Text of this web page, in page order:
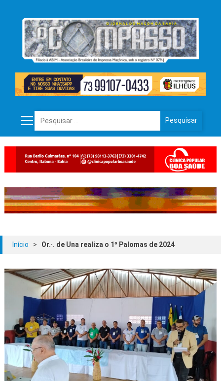
Pesquisar por:
Início > Or.·. de Una realiza o 1º Palomas de 2024